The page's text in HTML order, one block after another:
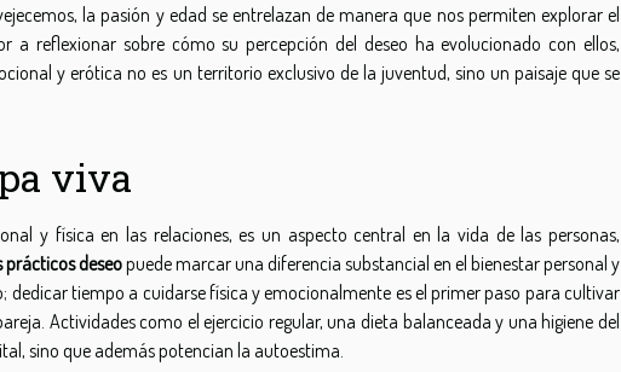
la pasión y edad se entrelazan de manera que nos permiten explorar el
a reflexionar sobre cómo su percepción del deseo ha evolucionado con ellos,
y erótica no es un territorio exclusivo de la juventud, sino un paisaje que se
viva
y física en las relaciones, es un aspecto central en la vida de las personas,
prácticos deseopuede marcar una diferencia substancial en el bienestar personal y
dedicar tiempo a cuidarse física y emocionalmente es el primer paso para cultivar
Actividades como el ejercicio regular, una dieta balanceada y una higiene del
sino que además potencian la autoestima.